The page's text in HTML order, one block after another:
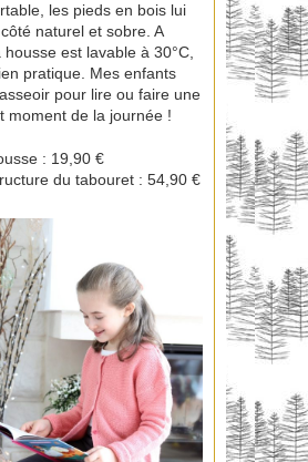
les pieds en bois lui
naturel et sobre. A
housse est lavable à 30°C,
pratique. Mes enfants
pour lire ou faire une
moment de la journée !
: 19,90 €
du tabouret : 54,90 €